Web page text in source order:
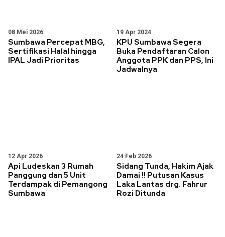
08 Mei 2026
Sumbawa Percepat MBG,
Sertifikasi Halal hingga
IPAL Jadi Prioritas
19 Apr 2024
KPU Sumbawa Segera
Buka Pendaftaran Calon
Anggota PPK dan PPS, Ini
Jadwalnya
12 Apr 2026
Api Ludeskan 3 Rumah
Panggung dan 5 Unit
Terdampak di Pemangong
Sumbawa
24 Feb 2026
Sidang Tunda, Hakim Ajak
Damai !! Putusan Kasus
Laka Lantas drg. Fahrur
Rozi Ditunda